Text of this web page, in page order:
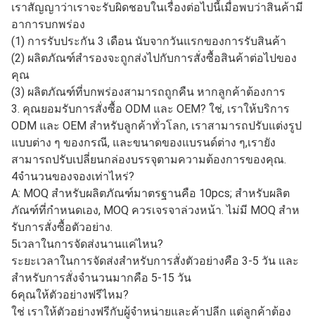
เราสัญญาว่าเราจะรับผิดชอบในเรื่องต่อไปนี้เมื่อพบว่าสินค้ามี
อาการบกพร่อง
(1) การรับประกัน 3 เดือน นับจากวันแรกของการรับสินค้า
(2) ผลิตภัณฑ์สํารองจะถูกส่งไปกับการสั่งซื้อสินค้าต่อไปของ
คุณ
(3) ผลิตภัณฑ์ที่บกพร่องสามารถถูกคืน หากลูกค้าต้องการ
3. คุณยอมรับการสั่งซื้อ ODM และ OEM? ใช่, เราให้บริการ
ODM และ OEM สําหรับลูกค้าทั่วโลก, เราสามารถปรับแต่งรูป
แบบต่าง ๆ ของกรณี, และขนาดของแบรนด์ต่าง ๆ,เรายัง
สามารถปรับเปลี่ยนกล่องบรรจุตามความต้องการของคุณ.
4จํานวนของจองเท่าไหร่?
A: MOQ สําหรับผลิตภัณฑ์มาตรฐานคือ 10pcs; สําหรับผลิต
ภัณฑ์ที่กําหนดเอง, MOQ ควรเจรจาล่วงหน้า. ไม่มี MOQ สําห
รับการสั่งซื้อตัวอย่าง.
5เวลาในการจัดส่งนานแค่ไหน?
ระยะเวลาในการจัดส่งสําหรับการสั่งตัวอย่างคือ 3-5 วัน และ
สําหรับการสั่งจํานวนมากคือ 5-15 วัน
6คุณให้ตัวอย่างฟรีไหม?
ใช่ เราให้ตัวอย่างฟรีกับผู้จําหน่ายและค้าปลีก แต่ลูกค้าต้อง